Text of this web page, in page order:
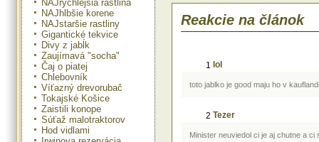
NAJrýchlejšia rastlina
NAJhlbšie korene
NAJstaršie rastliny
Gigantické tekvice
Divy z jabĺk
Zaujímavá "socha"
Čaj o piatej
Chlebovník
Víťazný drevorubač
Tokajské Košice
Zaistili konope
Súťaž malotraktorov
Hod vidlami
Reakcie na článok
1 lol
toto jablko je good maju ho v
2 Tezer
Minister neuviedol ci je aj chutne a